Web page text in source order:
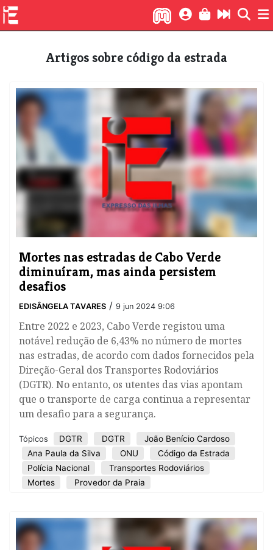
Artigos sobre código da estrada
Mortes nas estradas de Cabo Verde
diminuíram, mas ainda persistem
desafios
EDISÂNGELA TAVARES / 9 jun 2024 9:06
Entre 2022 e 2023, Cabo Verde registou uma
notável redução de 6,43% no número de mortes
nas estradas, de acordo com dados fornecidos pela
Direção-Geral dos Transportes Rodoviários
(DGTR). No entanto, os utentes das vias apontam
que o transporte de carga continua a representar
um desafio para a segurança.
Tópicos DGTR DGTR
João Benício Cardoso
Ana Paula da Silva
ONU
Código da Estrada
Polícia Nacional
Transportes Rodoviários
Mortes
Provedor da Praia